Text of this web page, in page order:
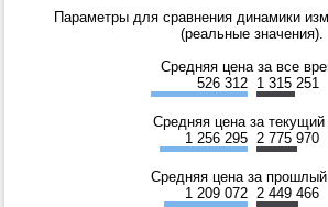
Параметры для сравнения динамики
(реальные значения).
Средняя цена за все
526 312 1 315 251
Средняя цена за текущий
1 256 295 2 775 970
Средняя цена за прошлый
1 209 072 2 449 466